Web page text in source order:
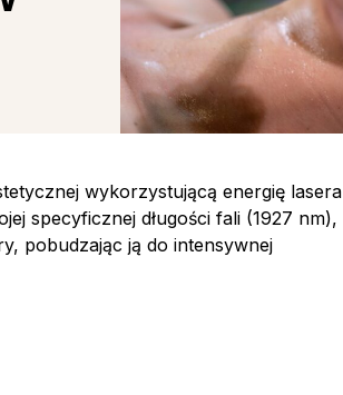
wykorzystującą energię lasera
specyficznej długości fali (1927 nm),
pobudzając ją do intensywnej